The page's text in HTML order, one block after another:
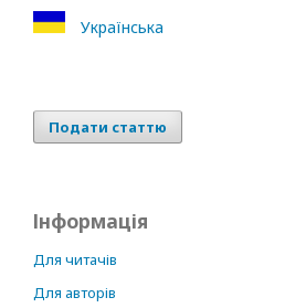
Українська
Подати статтю
Інформація
Для читачів
Для авторів